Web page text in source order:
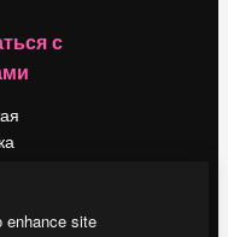
с
enhance site